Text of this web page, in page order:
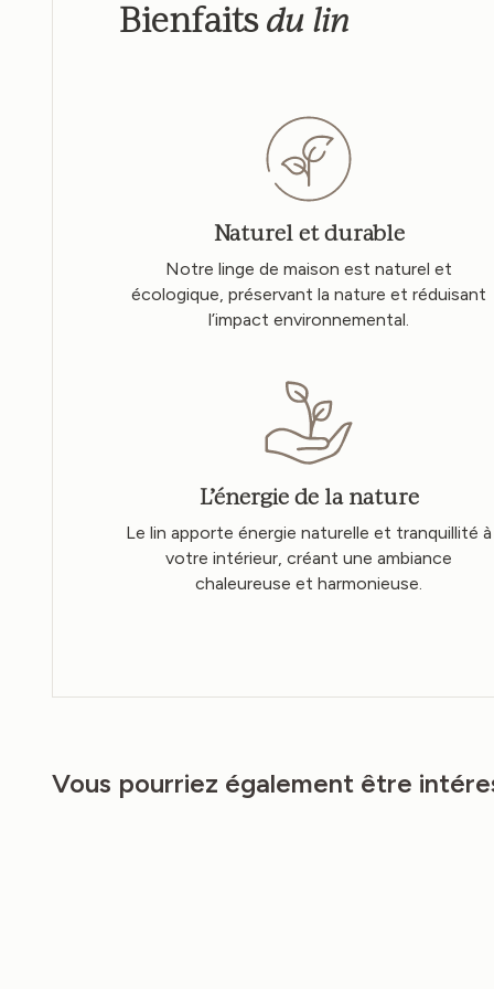
Bienfaitsdu lin
Naturel et durable
Notre linge de maison est naturel et
écologique, préservant la nature et réduisant
l’impact environnemental.
L’énergie de la nature
Le lin apporte énergie naturelle et tranquillité à
votre intérieur, créant une ambiance
chaleureuse et harmonieuse.
Vous pourriez également être